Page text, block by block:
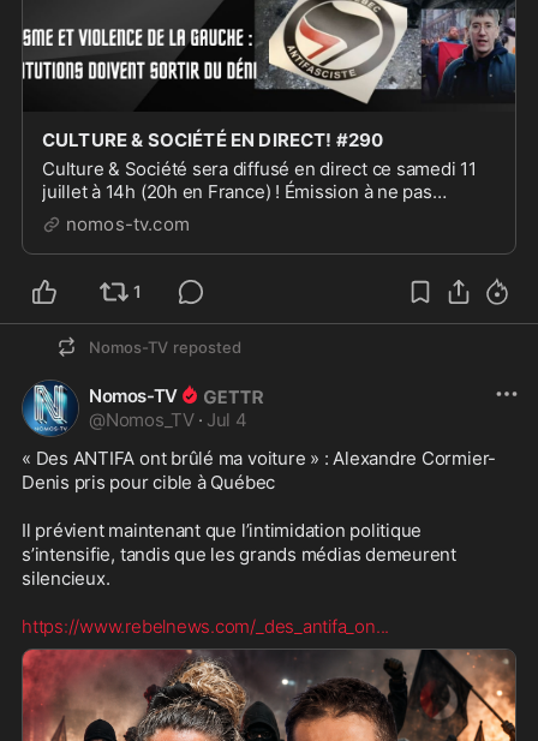
CULTURE & SOCIÉTÉ EN DIRECT! #290
Culture & Société sera diffusé en direct ce samedi 11
juillet à 14h (20h en France) ! Émission à ne pas
manquer!
nomos-tv.com
1
Nomos-TV reposted
Nomos-TV
@Nomos_TV · Jul 4
« Des ANTIFA ont brûlé ma voiture » : Alexandre Cormier-
Denis pris pour cible à Québec
Il prévient maintenant que l’intimidation politique
s’intensifie, tandis que les grands médias demeurent
silencieux.
https://www.rebelnews.com/_des_antifa_on...